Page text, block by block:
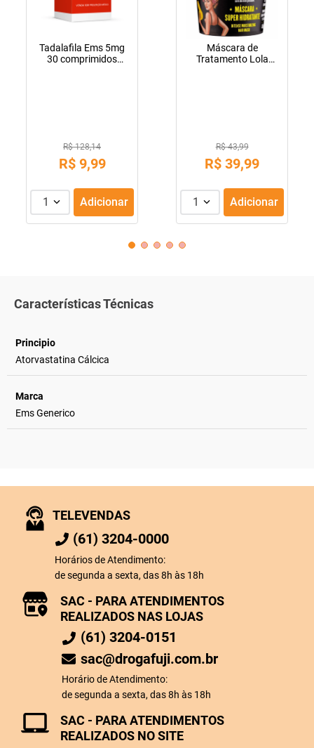
Tadalafila Ems 5mg
30 comprimidos
R$ 128,14
R$ 9,99
1 Adicionar
Máscara de
Tratamento Lola
R$ 43,99
R$ 39,99
1 Adicionar
Características Técnicas
Principio
Atorvastatina Cálcica
Marca
Ems Generico
TELEVENDAS
(61) 3204-0000
Horários de Atendimento:
de segunda a sexta, das 8h às 18h
SAC - PARA ATENDIMENTOS
REALIZADOS NO SITE
SAC - PARA ATENDIMENTOS
REALIZADOS NAS LOJAS
(61) 3204-0151
sac@drogafuji.com.br
Horário de Atendimento:
de segunda a sexta, das 8h às 18h